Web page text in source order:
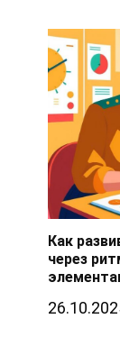
Как
через